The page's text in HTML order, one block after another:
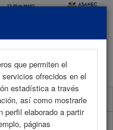
que permiten el
ofrecidos en el
estadística a través
así como mostrarle
perfil elaborado a partir
páginas